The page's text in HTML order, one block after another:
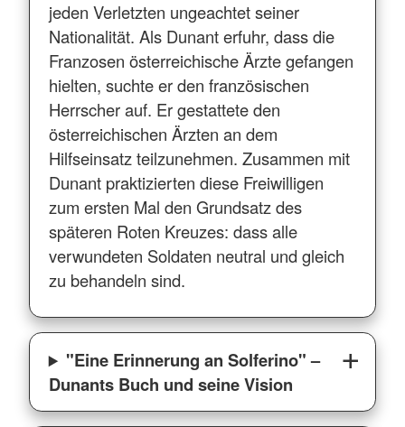
jeden Verletzten ungeachtet seiner
Nationalität. Als Dunant erfuhr, dass die
Franzosen österreichische Ärzte gefangen
hielten, suchte er den französischen
Herrscher auf. Er gestattete den
österreichischen Ärzten an dem
Hilfseinsatz teilzunehmen. Zusammen mit
Dunant praktizierten diese Freiwilligen
zum ersten Mal den Grundsatz des
späteren Roten Kreuzes: dass alle
verwundeten Soldaten neutral und gleich
zu behandeln sind.
"Eine Erinnerung an Solferino" –
Dunants Buch und seine Vision